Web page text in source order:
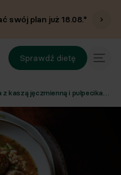
swój plan już18.08.*
Sprawdź dietę